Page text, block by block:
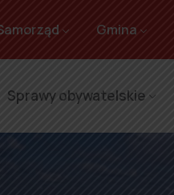
Gmina
Sprawy obywatelskie